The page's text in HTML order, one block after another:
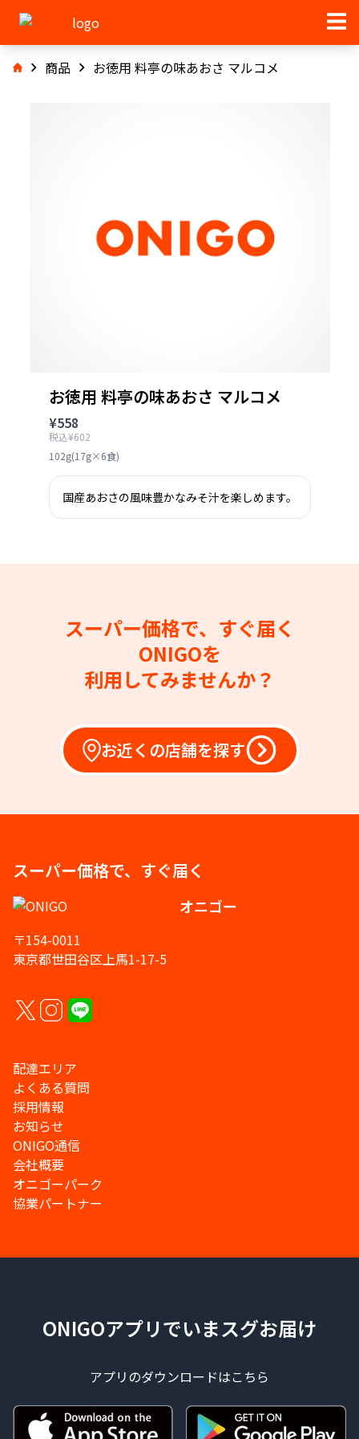
商品 お徳用 料亭の味あおさ マルコメ
お徳用 料亭の味あおさ マルコメ
¥558
税込¥602
102g(17g×6食)
国産あおさの風味豊かなみそ汁を楽しめます。
スーパー価格で、すぐ届く
ONIGOを
利用してみませんか？
お近くの店舗を探す
スーパー価格で、すぐ届く
オニゴー
〒154-0011
東京都世田谷区上馬1-17-5
配達エリア
よくある質問
採用情報
お知らせ
ONIGO通信
会社概要
オニゴーパーク
協業パートナー
ONIGOアプリでいまスグお届け
アプリのダウンロードはこちら